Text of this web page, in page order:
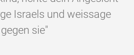
Israels und weissage
gegen sie"